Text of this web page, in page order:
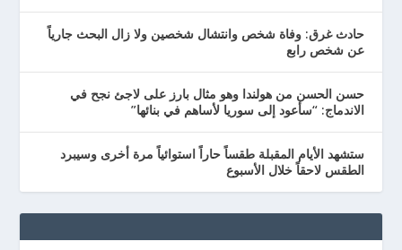
حادث غرق: وفاة شخص وانتشال شخصين ولا زال البحث جارياً
عن شخص رابع
حسن الحسن من هولندا وهو مثال بارز على لاجئ نجح في
الاندماج: “سأعود إلى سوريا لأساهم في بنائها”
ستشهد الأيام المقبلة طقساً حاراً استوائياً مرة أخرى وسيبرد
الطقس لاحقاً خلال الأسبوع